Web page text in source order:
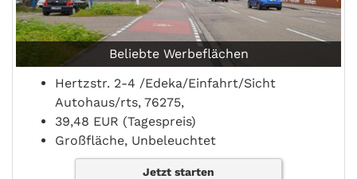
Beliebte Werbeflächen
Hertzstr. 2-4 /Edeka/Einfahrt/Sicht
Autohaus/rts, 76275,
39,48 EUR (Tagespreis)
Großfläche, Unbeleuchtet
Jetzt starten